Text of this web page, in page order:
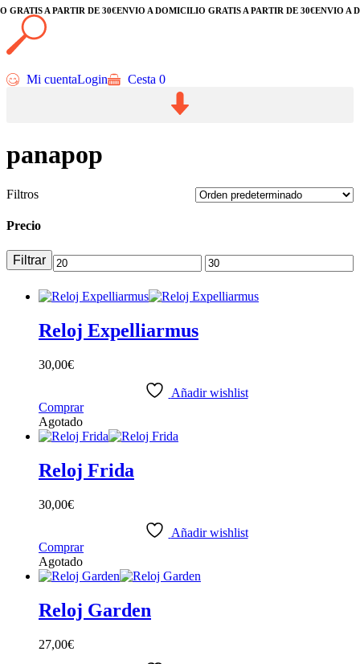
A PARTIR DE 30€ENVÍO A DOMICILIO GRATIS A PARTIR DE 30€ENVÍO A
Mi cuentaLogin Cesta 0
panapop
Filtros
Precio
Filtrar
Reloj Expelliarmus
30,00€
Añadir wishlist
Comprar
Agotado
Reloj Frida
30,00€
Añadir wishlist
Comprar
Agotado
Reloj Garden
27,00€